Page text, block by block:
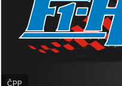
ČPP